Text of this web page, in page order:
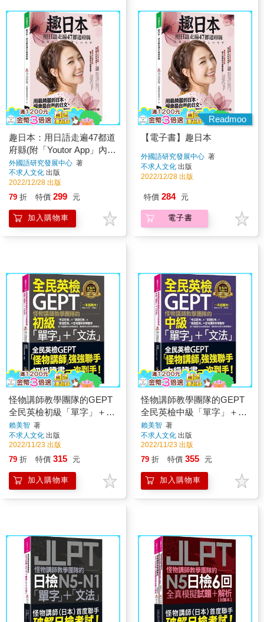
趣日本：用日語走遍47都道
府縣(附「Youtor App」內含
VRP虛擬點讀筆)
外國語研究發展中心 著
不求人文化 出版
2022/12/28 出版
79 折 特價 299 元
加入購物車
Readmoo
【電子書】趣日本
外國語研究發展中心 著
不求人文化 出版
2022/12/28 出版
特價 284 元
電子書
怪物講師教學團隊的GEPT
全民英檢初級「單字」＋
「文法」(附文法教學影片
＋「Youtor App」內含VRP
虛擬點讀筆)
賴美智 著
不求人文化 出版
2022/11/23 出版
79 折 特價 315 元
加入購物車
怪物講師教學團隊的GEPT
全民英檢中級「單字」＋
「文法」(附文法教學影片
＋「Youtor App」內含VRP
虛擬點讀筆)
賴美智 著
不求人文化 出版
2022/11/23 出版
79 折 特價 355 元
加入購物車